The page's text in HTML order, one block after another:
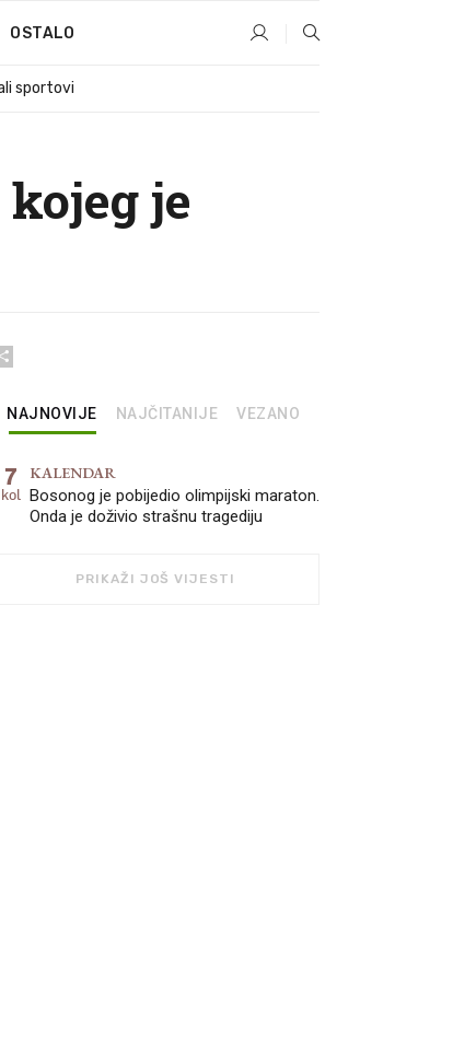
OSTALO
sportovi
je
NAJNOVIJE NAJČITANIJE VEZANO
7
kol
KALENDAR
Bosonog je pobijedio olimpijski maraton.
Onda je doživio strašnu tragediju
PRIKAŽI JOŠ VIJESTI